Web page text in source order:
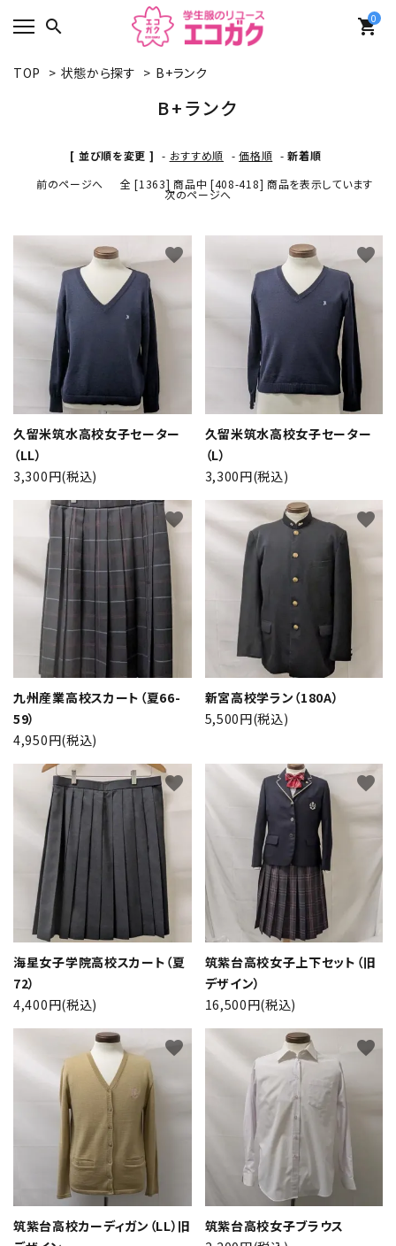
search 0
shopping_cart
TOP > 状態から探す > B+ランク
B+ランク
[ 並び順を変更 ] - おすすめ順 -価格順 -新着順
前のページへ
全 [1363] 商品中 [408-418] 商品を表示しています
次のページへ
久留米筑水高校女子セーター
（LL）
3,300円(税込)
favorite
久留米筑水高校女子セーター
（L）
3,300円(税込)
favorite
九州産業高校スカート（夏66-
59）
4,950円(税込)
favorite
新宮高校学ラン（180A）
5,500円(税込)
favorite
海星女子学院高校スカート（夏
72）
4,400円(税込)
favorite
筑紫台高校女子上下セット（旧
デザイン）
16,500円(税込)
favorite
筑紫台高校カーディガン（LL）旧
favorite
筑紫台高校女子ブラウス
favorite
キーワード
カテゴリー